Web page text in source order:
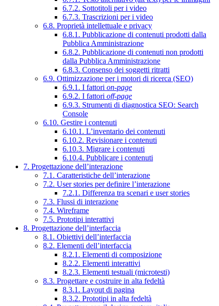
6.7.2. Sottotitoli per i video
6.7.3. Trascrizioni per i video
6.8. Proprietà intellettuale e privacy
6.8.1. Pubblicazione di contenuti prodotti dalla
Pubblica Amministrazione
6.8.2. Pubblicazione di contenuti non prodotti
dalla Pubblica Amministrazione
6.8.3. Consenso dei soggetti ritratti
6.9. Ottimizzazione per i motori di ricerca (SEO)
6.9.1. I fattori on-page
6.9.2. I fattori off-page
6.9.3. Strumenti di diagnostica SEO: Search
Console
6.10. Gestire i contenuti
6.10.1. L’inventario dei contenuti
6.10.2. Revisionare i contenuti
6.10.3. Migrare i contenuti
6.10.4. Pubblicare i contenuti
7. Progettazione dell’interazione
7.1. Caratteristiche dell’interazione
7.2. User stories per definire l’interazione
7.2.1. Differenza tra scenari e user stories
7.3. Flussi di interazione
7.4. Wireframe
7.5. Prototipi interattivi
8. Progettazione dell’interfaccia
8.1. Obiettivi dell’interfaccia
8.2. Elementi dell’interfaccia
8.2.1. Elementi di composizione
8.2.2. Elementi interattivi
8.2.3. Elementi testuali (microtesti)
8.3. Progettare e costruire in alta fedeltà
8.3.1. Layout di pagina
8.3.2. Prototipi in alta fedeltà